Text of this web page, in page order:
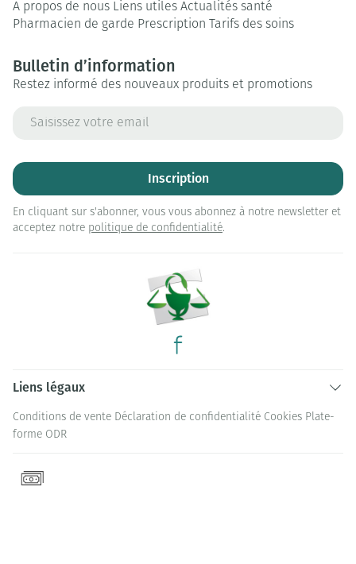
A propos de nous Liens utiles Actualités santé
Pharmacien de garde Prescription Tarifs des soins
Bulletin d’information
Restez informé des nouveaux produits et promotions
Inscription
En cliquant sur s'abonner, vous vous abonnez à notre newsletter et
acceptez notre politique de confidentialité.
Liens légaux
Conditions de vente Déclaration de confidentialité Cookies Plate-
forme ODR